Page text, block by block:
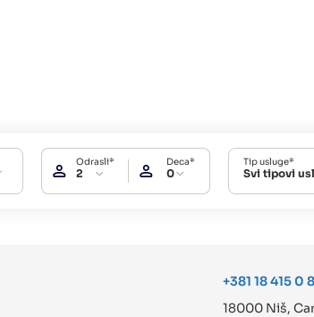
Odrasli*
2
Deca*
0
Tip usluge*
Svi tipovi
+381 18 415 0
18000 Niš,